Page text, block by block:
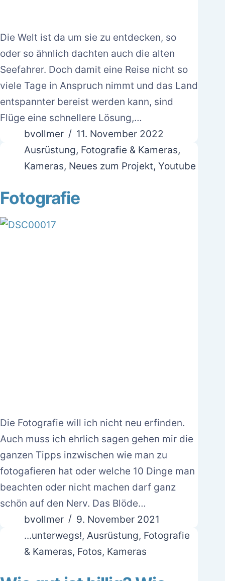
Die Welt ist da um sie zu entdecken, so
oder so ähnlich dachten auch die alten
Seefahrer. Doch damit eine Reise nicht so
viele Tage in Anspruch nimmt und das Land
entspannter bereist werden kann, sind
Flüge eine schnellere Lösung,…
bvollmer
11. November 2022
Ausrüstung, Fotografie & Kameras,
Kameras, Neues zum Projekt, Youtube
Fotografie
Die Fotografie will ich nicht neu erfinden.
Auch muss ich ehrlich sagen gehen mir die
ganzen Tipps inzwischen wie man zu
fotogafieren hat oder welche 10 Dinge man
beachten oder nicht machen darf ganz
schön auf den Nerv. Das Blöde…
bvollmer
9. November 2021
...unterwegs!, Ausrüstung, Fotografie
& Kameras, Fotos, Kameras